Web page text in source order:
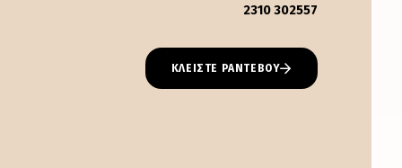
2310 302557
ΚΛΕΙΣΤΕ ΡΑΝΤΕΒΟΥ